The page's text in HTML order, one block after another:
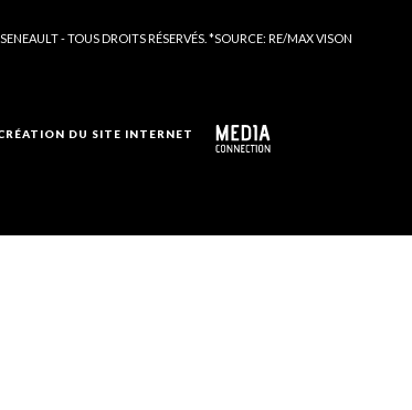
- TOUS DROITS RÉSERVÉS. *SOURCE: RE/MAX VISON
DU SITE INTERNET